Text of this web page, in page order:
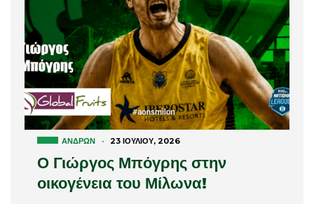
ΑΝΔΡΏΝ · 23 ΙΟΥΛΊΟΥ, 2026
Ο Γιώργος Μπόγρης στην
οικογένεια του Μίλωνα!